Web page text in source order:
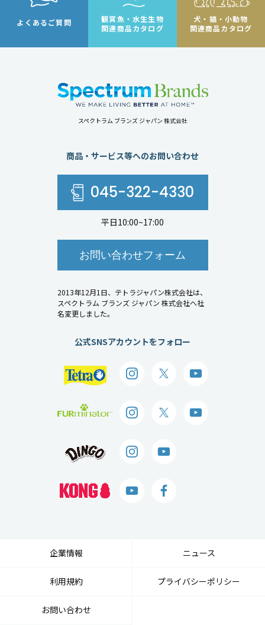
よくあるご質問
観賞魚・水生生物
関連商品カタログ
犬・猫・小動物
関連商品カタログ
スペクトラム ブランズ ジャパン 株式会社
商品・サービス等へのお問い合わせ
045-322-4330
平日10:00~17:00
お問い合わせフォーム
2013年12月1日、テトラジャパン株式会社は、
スペクトラム ブランズ ジャパン 株式会社へ社
名変更しました。
公式SNSアカウントをフォロー
企業情報 ニュース
利用規約 プライバシーポリシー
お問い合わせ